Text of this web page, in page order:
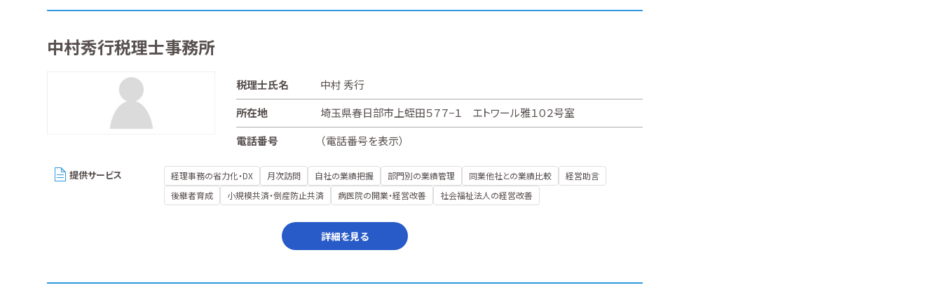
中村秀行税理士事務所
税理士氏名
中村 秀行
所在地
埼玉県春日部市上蛭田５７７−１ エトワール雅１０２号室
電話番号
（電話番号を表示）
提供サービス 経理事務の省力化・DX 月次訪問 自社の業績把握 部門別の業績管理 同業他社との業績比較
経営助言
後継者育成
小規模共済・倒産防止共済 病医院の開業・経営改善 社会福祉法人の経営改善
詳細を見る